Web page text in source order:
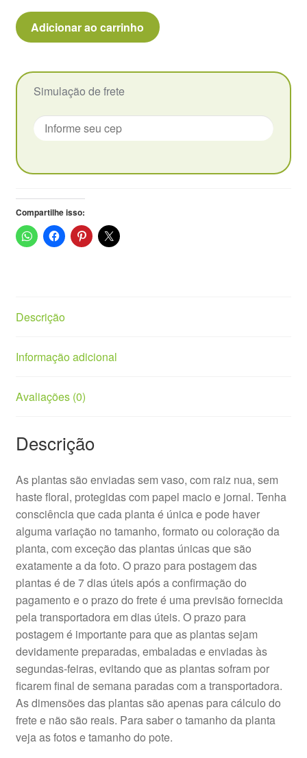
Pachyphytum
Compactum
Diamond
Pote
quantidade
Adicionar ao carrinho
Simulação de frete
Compartilhe isso:
Descrição
Informação adicional
Avaliações (0)
Descrição
As plantas são enviadas sem vaso, com raiz nua, sem
haste floral, protegidas com papel macio e jornal. Tenha
consciência que cada planta é única e pode haver
alguma variação no tamanho, formato ou coloração da
planta, com exceção das plantas únicas que são
exatamente a da foto. O prazo para postagem das
plantas é de 7 dias úteis após a confirmação do
pagamento e o prazo do frete é uma previsão fornecida
pela transportadora em dias úteis. O prazo para
postagem é importante para que as plantas sejam
devidamente preparadas, embaladas e enviadas às
segundas-feiras, evitando que as plantas sofram por
ficarem final de semana paradas com a transportadora.
As dimensões das plantas são apenas para cálculo do
frete e não são reais. Para saber o tamanho da planta
veja as fotos e tamanho do pote.